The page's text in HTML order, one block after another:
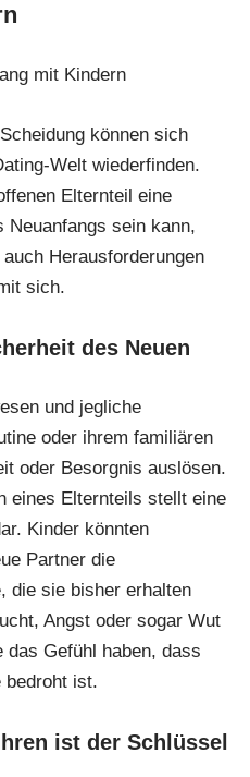
können sich
Welt wiederfinden.
Elternteil eine
Neuanfangs sein kann,
Herausforderungen
sich.
des Neuen
und jegliche
oder ihrem familiären
oder Besorgnis auslösen.
eines Elternteils stellt eine
Kinder könnten
Partner die
die sie bisher erhalten
Angst oder sogar Wut
das Gefühl haben, dass
bedroht ist.
ist der Schlüssel